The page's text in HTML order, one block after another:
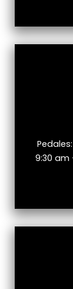
9:30 am